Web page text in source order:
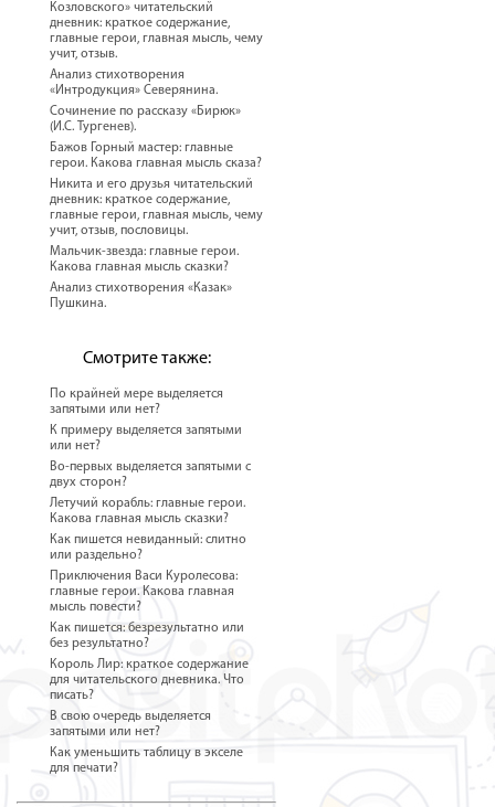
Козловского» читательский
дневник: краткое содержание,
главные герои, главная мысль, чему
учит, отзыв.
Анализ стихотворения
«Интродукция» Северянина.
Сочинение по рассказу «Бирюк»
(И.С. Тургенев).
Бажов Горный мастер: главные
герои. Какова главная мысль сказа?
Никита и его друзья читательский
дневник: краткое содержание,
главные герои, главная мысль, чему
учит, отзыв, пословицы.
Мальчик-звезда: главные герои.
Какова главная мысль сказки?
Анализ стихотворения «Казак»
Пушкина.
Смотрите также:
По крайней мере выделяется
запятыми или нет?
К примеру выделяется запятыми
или нет?
Во-первых выделяется запятыми с
двух сторон?
Летучий корабль: главные герои.
Какова главная мысль сказки?
Как пишется невиданный: слитно
или раздельно?
Приключения Васи Куролесова:
главные герои. Какова главная
мысль повести?
Как пишется: безрезультатно или
без результатно?
Король Лир: краткое содержание
для читательского дневника. Что
писать?
В свою очередь выделяется
запятыми или нет?
Как уменьшить таблицу в экселе
для печати?